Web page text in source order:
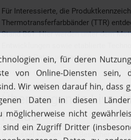
Für Interessierte, die
Thermotransferfarbbänder (TTR)
Stand B61. Hier werden unter dem
Entwicklungen sowie etablierte
variablen Daten vorgestellt.
Überzeugende Live-
Fokus
In Brüssel können sich Besucher